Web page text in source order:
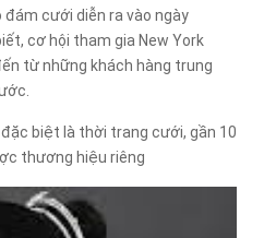
cưới diễn ra vào ngày
cơ hội tham gia New York
từ những khách hàng trung
biệt là thời trang cưới, gần 10
thương hiệu riêng